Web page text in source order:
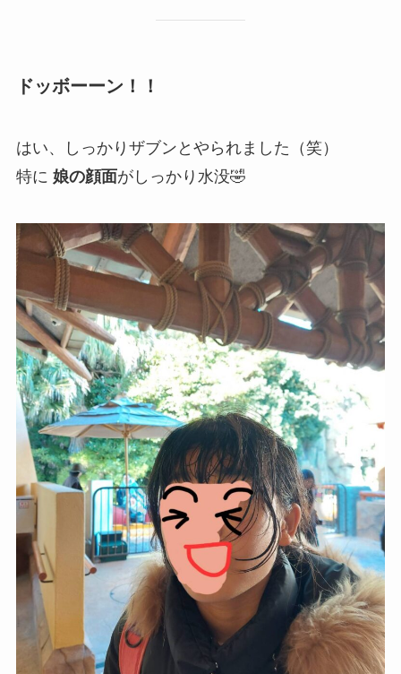
ドッボーーン！！
はい、しっかりザブンとやられました（笑）
特に 娘の顔面がしっかり水没🤣